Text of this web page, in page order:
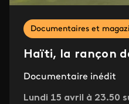
Documentaires et
Haïti, la rançon
Documentaire inédit
Lundi 15 avril à 23.50